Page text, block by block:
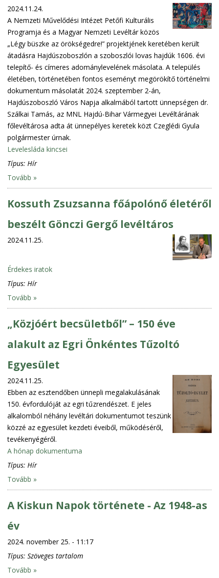
2024.11.24.
A Nemzeti Művelődési Intézet Petőfi Kulturális
Programja és a Magyar Nemzeti Levéltár közös
„Légy büszke az örökségedre!” projektjének keretében került
átadásra Hajdúszoboszlón a szoboszlói lovas hajdúk 1606. évi
telepítő- és címeres adománylevelének másolata. A település
életében, történetében fontos eseményt megörökítő történelmi
dokumentum másolatát 2024. szeptember 2-án,
Hajdúszoboszló Város Napja alkalmából tartott ünnepségen dr.
Szálkai Tamás, az MNL Hajdú-Bihar Vármegyei Levéltárának
főlevéltárosa adta át ünnepélyes keretek közt Czeglédi Gyula
polgármester úrnak.
Levelesláda kincsei
Típus: Hír
Tovább »
Kossuth Zsuzsanna főápolónő életéről
beszélt Gönczi Gergő levéltáros
2024.11.25.
Érdekes iratok
Típus: Hír
Tovább »
„Közjóért becsületből” – 150 éve
alakult az Egri Önkéntes Tűzoltó
Egyesület
2024.11.25.
Ebben az esztendőben ünnepli megalakulásának
150. évfordulóját az egri tűzrendészet. E jeles
alkalomból néhány levéltári dokumentumot teszünk
közzé az egyesület kezdeti éveiből, működéséről,
tevékenyégéről.
A hónap dokumentuma
Típus: Hír
Tovább »
A Kiskun Napok története - Az 1948-as
év
2024. november 25. - 11:17
Típus: Szöveges tartalom
Tovább »